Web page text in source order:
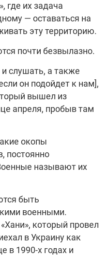
где их задача
— оставаться на
эту территорию.
почти безвылазно.
слушать, а также
он подойдет к нам],
вышел из
апреля, пробыв там
окопы
постоянно
называют их
быть
военными.
который провел
в Украину как
в 1990-х годах и